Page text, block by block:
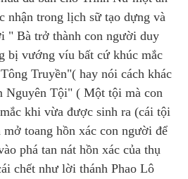
nhận trong lịch sữ tạo dựng và
" Bà trở thành con người duy
bị vướng víu bất cứ khúc mắc
Truyền"( hay nói cách khác
Nguyên Tội" ( Một tội mà con
khi vừa được sinh ra (cái tội
toang hồn xác con người để
phá tan nát hồn xác của thụ
chết như lời thánh Phao Lô